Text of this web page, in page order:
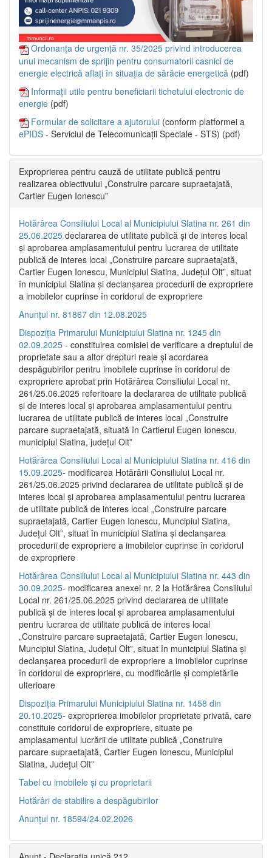
Ordonanța de urgență nr. 35/2025 privind introducerea
unui mecanism de sprijin pentru consumatorii casnici de
energie electrică aflați în situația de sărăcie energetică (pdf)
Informații utile pentru beneficiarii tichetului electronic de
energie (pdf)
Formular de solicitare a ajutorului (conform platformei a
ePIDS - Serviciul de Telecomunicații Speciale - STS) (pdf)
Exproprierea pentru cauză de utilitate publică pentru
realizarea obiectivului „Construire parcare supraetajată,
Cartier Eugen Ionescu”
Hotărârea Consiliului Local al Municipiului Slatina nr. 261 din
25.06.2025 declararea de utilitate publică și de interes local
și aprobarea amplasamentului pentru lucrarea de utilitate
publică de interes local „Construire parcare supraetajată,
Cartier Eugen Ionescu, Municipiul Slatina, Județul Olt”, situat
în municipiul Slatina și declanșarea procedurii de expropriere
a imobilelor cuprinse în coridorul de expropriere
Anunțul nr. 81867 din 12.08.2025
Dispoziția Primarului Municipiului Slatina nr. 1245 din
02.09.2025 - constituirea comisiei de verificare a dreptului de
proprietate sau a altor drepturi reale și acordarea
despăgubirilor pentru imobilele cuprinse în coridorul de
expropriere aprobat prin Hotărârea Consiliului Local nr.
261/25.06.2025 referitoare la declararea de utilitate publică
și de interes local și aprobarea amplasamentului pentru
lucrarea de utilitate publică de interes local „Construire
parcare supraetajată, situată în Cartierul Eugen Ionescu,
municipiul Slatina, județul Olt”
Hotărârea Consiliului Local al Municipiului Slatina nr. 416 din
15.09.2025- modificarea Hotărârii Consiliului Local nr.
261/25.06.2025 privind declararea de utilitate publică și de
interes local și aprobarea amplasamentului pentru lucrarea
de utilitate publică de interes local „Construire parcare
supraetajată, Cartier Eugen Ionescu, Muncipiul Slatina,
Județul Olt”, situat în municipiul Slatina și declanșarea
procedurii de expropriere a imobilelor cuprinse în coridorul
de expropriere
Hotărârea Consiliului Local al Municipiului Slatina nr. 443 din
30.09.2025- modificarea anexei nr. 2 la Hotărârea Consiliului
Local nr. 261/25.06.2025 privind declararea de utilitate
publică şi de interes local şi aprobarea amplasamentului
pentru lucrarea de utilitate publică de interes local
„Construire parcare supraetajată, Cartier Eugen Ionescu,
Muncipiul Slatina, Judeţul Olt”, situat în municipiul Slatina şi
declanşarea procedurii de expropriere a imobilelor cuprinse
în coridorul de expropriere, cu modificările şi completările
ulterioare
Dispoziția Primarului Municipiului Slatina nr. 1458 din
20.10.2025- exproprierea imobilelor proprietate privată, care
constituie coridorul de expropriere, situate pe
amplasamentul lucrării de utilitate publică „Construire
parcare supraetajată, Cartier Eugen Ionescu, Municipiul
Slatina, Județul Olt”
Tabel cu imobilele și cu proprietarii
Hotărâri de stabilire a despăgubirilor
Anunțul nr. 18594/24.02.2026